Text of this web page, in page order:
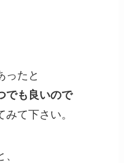
ったと
でも良いので
て下さい。